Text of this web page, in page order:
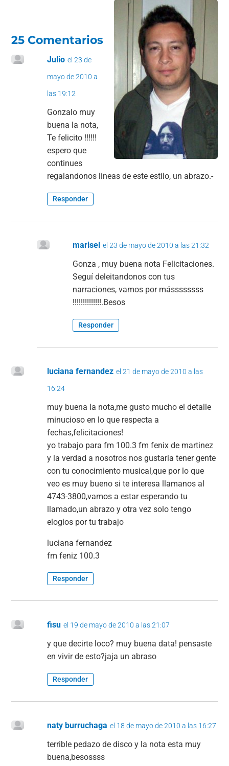
25 Comentarios
Julio el 23 de
mayo de 2010 a
las 19:12
Gonzalo muy
buena la nota,
Te felicito !!!!!!
espero que
continues
regalandonos lineas de este estilo, un abrazo.-
Responder
marisel el 23 de mayo de 2010 a las 21:32
Gonza , muy buena nota Felicitaciones.
Seguí deleitandonos con tus
narraciones, vamos por mássssssss
!!!!!!!!!!!!!!.Besos
Responder
luciana fernandez el 21 de mayo de 2010 a las
16:24
muy buena la nota,me gusto mucho el detalle
minucioso en lo que respecta a
fechas,felicitaciones!
yo trabajo para fm 100.3 fm fenix de martinez
y la verdad a nosotros nos gustaria tener gente
con tu conocimiento musical,que por lo que
veo es muy bueno si te interesa llamanos al
4743-3800,vamos a estar esperando tu
llamado,un abrazo y otra vez solo tengo
elogios por tu trabajo
luciana fernandez
fm feniz 100.3
Responder
fisu el 19 de mayo de 2010 a las 21:07
y que decirte loco? muy buena data! pensaste
en vivir de esto?jaja un abraso
Responder
naty burruchaga el 18 de mayo de 2010 a las 16:27
terrible pedazo de disco y la nota esta muy
buena,besossss